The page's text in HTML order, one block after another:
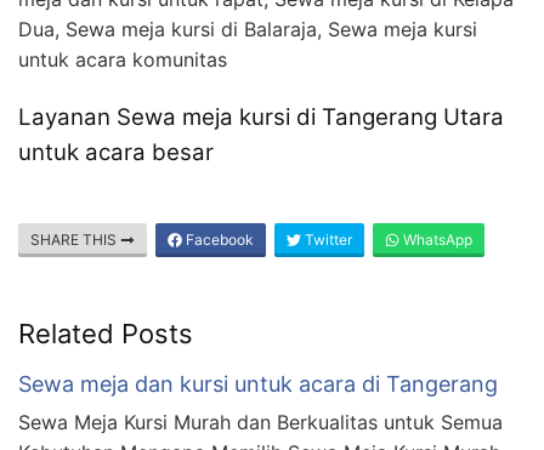
Dua, Sewa meja kursi di Balaraja, Sewa meja kursi
untuk acara komunitas
Layanan Sewa meja kursi di Tangerang Utara
untuk acara besar
SHARE THIS Facebook Twitter WhatsApp
Related Posts
Sewa meja dan kursi untuk acara di Tangerang
Sewa Meja Kursi Murah dan Berkualitas untuk Semua